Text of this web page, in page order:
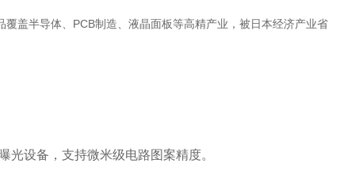
覆盖半导体、PCB制造、液晶面板等高精产业，被日本经济产业省
设备，支持微米级电路图案精度‌。